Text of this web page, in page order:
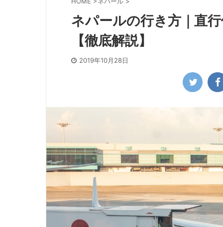
ネパールの行き方｜直
【徹底解説】
2019年10月28日
先日9月3日に発売されたばかりのアクションカ
す。 こちらは、欧米のAmazonでランキング1
「AKASO」ブランドの最上位機種です。
「GoProの約3分の1の価格で、かなりの高性
能！」 そのスペックに嘘偽りはないのか？サン
プルを提供いただきガッツリ使ってみました。
本記事では、実際に使って感じたことをもとに
気になる疑問を一つずつ解説していきます。
「AKASO Brave 7 LE」ってどんなカメラ？ 格
安だけど性能 ...
つづきを読む
ゴープロ（
水浴に GoPro
アクションカメラ
方は簡単？ 水中で
メラとどう違うの
際に使ってみて感
てみたいと思いま
Action」が発表さ
よりも価格が安く
いので、現時点で
す。 G ...
つ